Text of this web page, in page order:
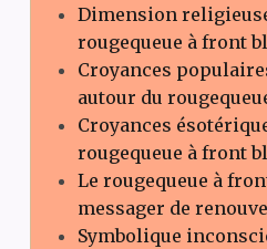
Dimension
rougequeue à front
Croyances
autour du
Croyances
rougequeue à front
Le rougequeue à
messager de
Symbolique